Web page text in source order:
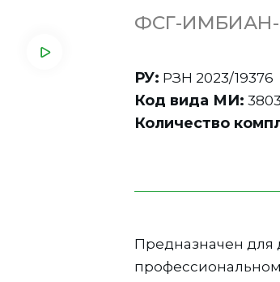
ФСГ-
РУ: РЗН 2023/19376
Код вида МИ:
Количество
Предназначен для